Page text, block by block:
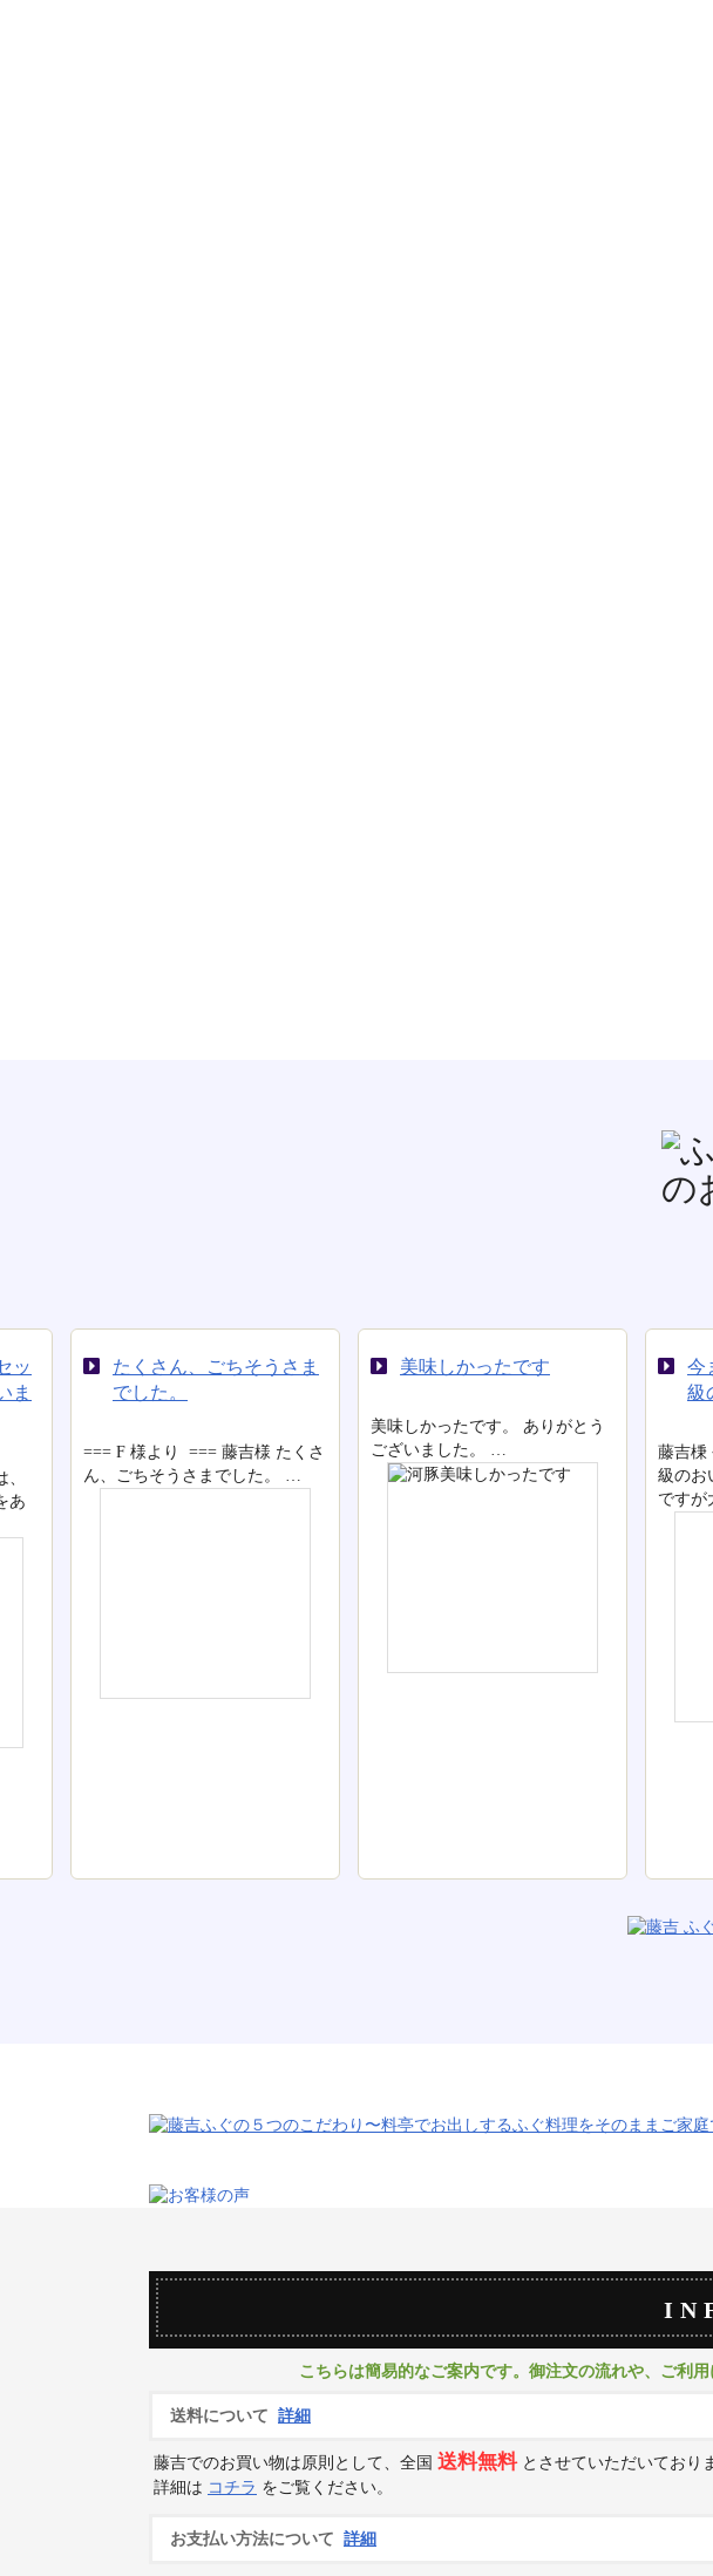
さま
。 …
美味しかったです
ございました。 …
今まで食べた中でも最上
藤吉棅 今まで食べた中でも最上
級のおいしさでした 主人と二人
お
だ
こちらは簡易的なご案内です。御注文の流れや、ご利
送料について 詳細
藤吉でのお買い物は原則として、全国 送料無料とさせていただいており
詳細は コチラ をご覧ください。
お支払い方法について 詳細